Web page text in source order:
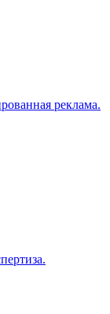
реклама.